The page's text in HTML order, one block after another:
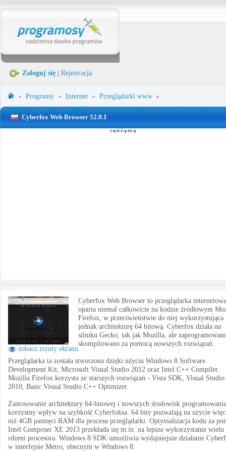
Zaloguj się Rejestracja
Programy Internet Przeglądarki www
Cyberfox Web Browser 52.9.1
zobacz zrzuty ekranu
Cyberfox Web Browser to przeglądarka
oparta niemal całkowicie na kodzie źródłowym
Firefox, w przeciwieństwie do niej wykorzystująca
jednak architekturę 64 bitową. Cyberfox działa na
silniku Gecko, tak jak Mozilla, ale
skompilowano za pomocą nowszych rozwiązań.
Przeglądarka ta została stworzona dzięki użyciu Windows 8 Software
Development Kit, Microsoft Visual Studio 2012 oraz Intel C++ Compiler.
Mozilla Firefox korzysta ze starszych rozwiązań - Vista SDK, Visual Studio
2010, Basic Visual Studio C++ Optimizer.
Zastosowanie architektury 64-bitowej i nowszych środowisk
korzystny wpływ na szybkość Cyberfoksa. 64 bity pozwalają na użycie
niż 4GB pamięci RAM dla procesu przeglądarki. Optymalizacja kodu za
Intel Composer XE 2013 przekłada się m.in. na lepsze wykorzystanie wielu
rdzeni procesora. Windows 8 SDK umożliwia wydajniejsze działanie
w interfejsie Metro, obecnym w Windows 8.